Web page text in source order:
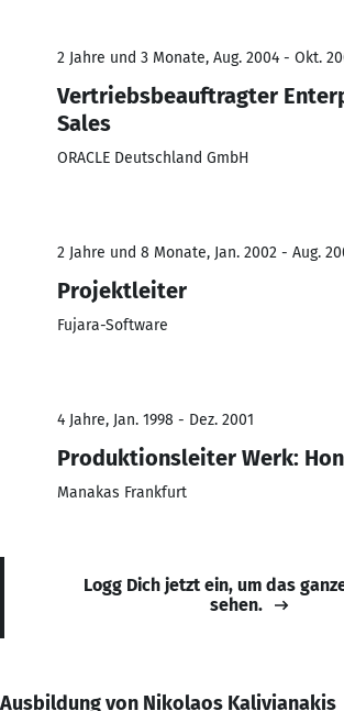
2 Jahre und 3 Monate, Aug. 2004 - Okt.
Vertriebsbeauftragter
Sales
ORACLE Deutschland GmbH
2 Jahre und 8 Monate, Jan. 2002 - Aug.
Projektleiter
Fujara-Software
4 Jahre, Jan. 1998 - Dez. 2001
Produktionsleiter Werk:
Manakas Frankfurt
Logg Dich jetzt ein, um das
sehen.
Ausbildung von Nikolaos Kalivianakis